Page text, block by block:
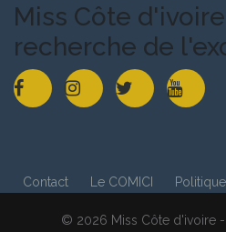
Miss Côte
recherche de
Contact Le COMICI
© 2026 Miss Côte d'ivoire